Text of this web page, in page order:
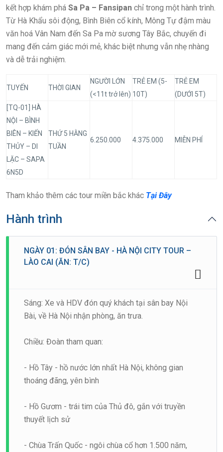
kết hợp khám phá Sa Pa – Fansipan chỉ trong một hành trình.
Từ Hà Khẩu sôi động, Bình Biên cổ kính, Mông Tự đậm màu
văn hoá Vân Nam đến Sa Pa mờ sương Tây Bắc, chuyến đi
mang đến cảm giác mới mẻ, khác biệt nhưng vẫn nhẹ nhàng
và dễ trải nghiệm.
TUYẾN THỜI GIAN
NGƯỜI LỚN
(<11t trở lên)
TRẺ EM (5-
10T)
TRẺ EM
(DƯỚI 5T)
[TQ-01] HÀ
NỘI – BÌNH
BIÊN – KIẾN
THỦY – DI
LẶC – SAPA
6N5D
THỨ 5 HẰNG
TUẦN
6.250.000 4.375.000 MIỄN PHÍ
Tham khảo thêm các tour miền bắc khác Tại Đây
Hành trình
NGÀY 01: ĐÓN SÂN BAY - HÀ NỘI CITY TOUR –
LÀO CAI (ĂN: T/C)
Sáng: Xe và HDV đón quý khách tại sân bay Nội
Bài, về Hà Nội nhận phòng, ăn trưa.
Chiều: Đoàn tham quan:
- Hồ Tây - hồ nước lớn nhất Hà Nội, không gian
thoáng đãng, yên bình
- Hồ Gươm - trái tim của Thủ đô, gắn với truyền
thuyết lịch sử
- Chùa Trấn Quốc - ngôi chùa cổ hơn 1.500 năm,